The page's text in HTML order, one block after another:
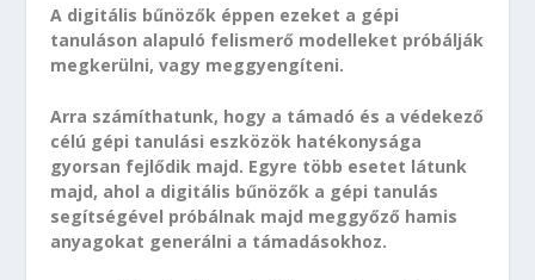
A digitális bűnözők éppen ezeket a gépi
tanuláson alapuló felismerő modelleket próbálják
megkerülni, vagy meggyengíteni.
Arra számíthatunk, hogy a támadó és a védekező
célú gépi tanulási eszközök hatékonysága
gyorsan fejlődik majd. Egyre több esetet látunk
majd, ahol a digitális bűnözők a gépi tanulás
segítségével próbálnak majd meggyőző hamis
anyagokat generálni a támadásokhoz.